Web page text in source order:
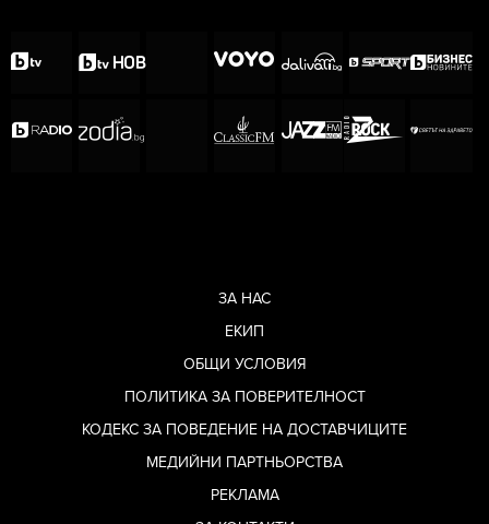
ЗА НАС
ЕКИП
ОБЩИ УСЛОВИЯ
ПОЛИТИКА ЗА ПОВЕРИТЕЛНОСТ
КОДЕКС ЗА ПОВЕДЕНИЕ НА ДОСТАВЧИЦИТЕ
МЕДИЙНИ ПАРТНЬОРСТВА
РЕКЛАМА